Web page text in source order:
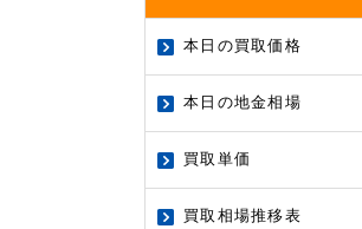
本日の買取価格
本日の地金相場
買取単価
買取相場推移表